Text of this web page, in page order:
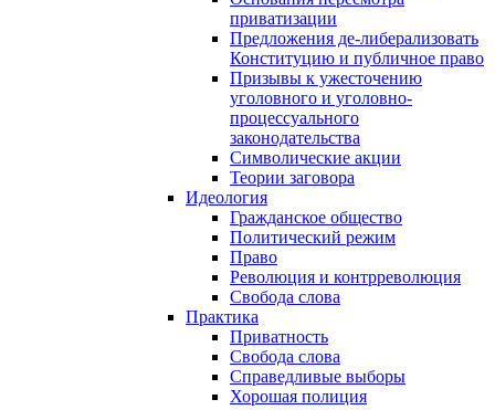
приватизации
Предложения де-либерализовать
Конституцию и публичное право
Призывы к ужесточению
уголовного и уголовно-
процессуального
законодательства
Символические акции
Теории заговора
Идеология
Гражданское общество
Политический режим
Право
Революция и контрреволюция
Свобода слова
Практика
Приватность
Свобода слова
Справедливые выборы
Хорошая полиция